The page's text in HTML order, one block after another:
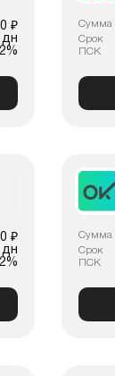
₽ Сумма
Срок
ПСК
₽ Сумма
Срок
ПСК